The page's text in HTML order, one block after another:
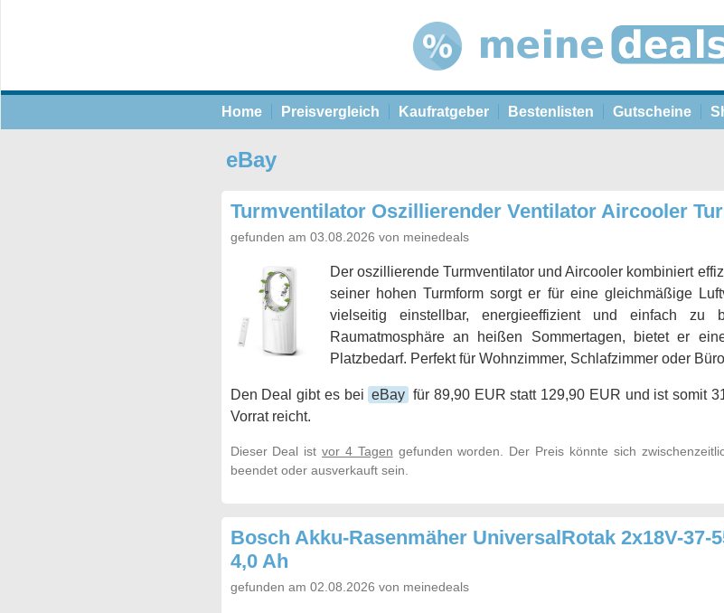
Home Preisvergleich Kaufratgeber Bestenlisten Gutscheine
eBay
Turmventilator Oszillierender Ventilator Aircooler
gefunden am 03.08.2026 von meinedeals
Der oszillierende Turmventilator und Aircooler kombiniert
seiner hohen Turmform sorgt er für eine gleichmäßige
vielseitig einstellbar, energieeffizient und einfach zu
Raumatmosphäre an heißen Sommertagen, bietet er
Platzbedarf. Perfekt für Wohnzimmer, Schlafzimmer oder
Den Deal gibt es bei eBay für 89,90 EUR statt 129,90 EUR und ist somit
Vorrat reicht.
Dieser Deal ist vor 4 Tagen gefunden worden. Der Preis könnte sich
beendet oder ausverkauft sein.
Bosch Akku-Rasenmäher UniversalRotak 2x18V-37-
4,0 Ah
gefunden am 02.08.2026 von meinedeals